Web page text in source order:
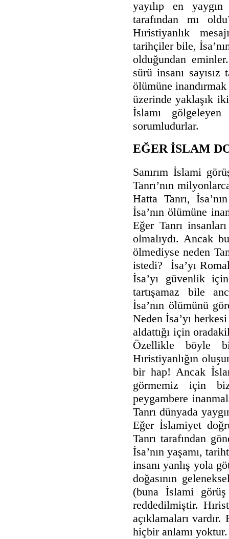
yayılıp en
tarafından mı
Hıristiyanlık
tarihçiler bile,
olduğundan
sürü insanı
ölümüne
üzerinde yaklaşık
İslamı
sorumludurlar.
EĞER İSLAM
Sanırım İslami
Tanrı’nın
Hatta Tanrı,
İsa’nın ölümüne
Eğer Tanrı
olmalıydı. Ancak
ölmediyse neden
istedi? İsa’yı
İsa’yı güvenlik
tartışamaz bile
İsa’nın ölümünü
Neden İsa’yı
aldattığı için
Özellikle böyle
Hıristiyanlığın
bir hap! Ancak
görmemiz için
peygambere
Tanrı dünyada
Eğer İslamiyet
Tanrı tarafından
İsa’nın yaşamı,
insanı yanlış yola
doğasının
(buna İslami
reddedilmiştir.
açıklamaları
hiçbir anlamı yoktur.